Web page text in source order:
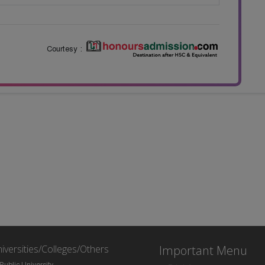
Courtesy :
Colleges/Others Important Menu